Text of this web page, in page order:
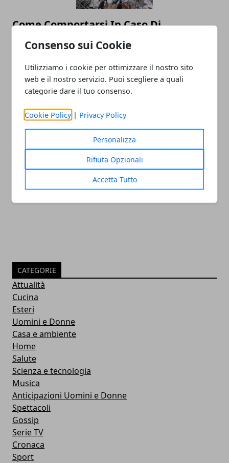
Consenso sui Cookie
Utilizziamo i cookie per ottimizzare il nostro sito
web e il nostro servizio. Puoi scegliere a quali
categorie dare il tuo consenso.
Cookie Policy | Privacy Policy
Personalizza
Rifiuta Opzionali
Accetta Tutto
Come Comportarsi In Caso Di
Terremoto?
TERREMOTO 24 AGOSTO 2016 RIETI, I
NUMERI UTILI, DONARE AL 45500
CATEGORIE
Attualità
Cucina
Esteri
Uomini e Donne
Casa e ambiente
Home
Salute
Scienza e tecnologia
Musica
Anticipazioni Uomini e Donne
Spettacoli
Gossip
Serie TV
Cronaca
Sport